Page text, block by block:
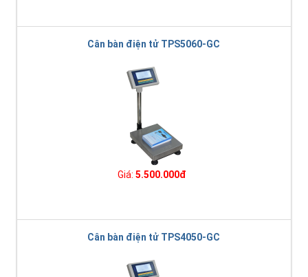
Cân bàn điện tử TPS5060-GC
Giá: 5.500.000đ
Cân bàn điện tử TPS4050-GC